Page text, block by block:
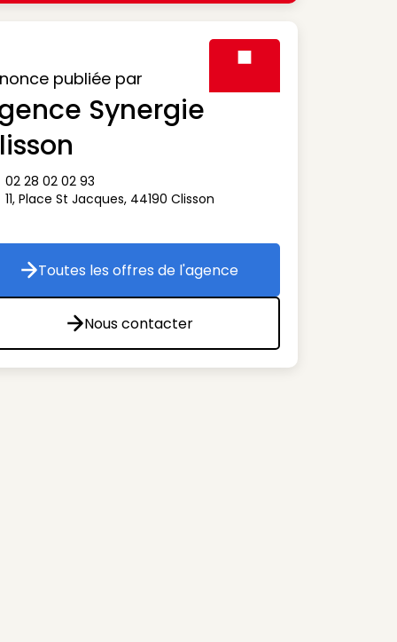
publiée par
Synergie
téléphone
02 28 02 02 93
adresse
11, Place St Jacques, 44190 Clisson
Toutes les offres de l'agence
Toutes les offres de l'agence
Nous contacter
Nous contacter